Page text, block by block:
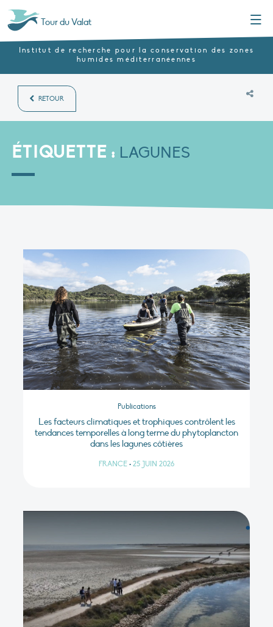
Tour du Valat
Institut de recherche pour la conservation des zones
humides méditerranéennes
RETOUR
ÉTIQUETTE : LAGUNES
Publications
Les facteurs climatiques et trophiques contrôlent les
tendances temporelles à long terme du phytoplancton
dans les lagunes côtières
FRANCE • 25 JUIN 2026